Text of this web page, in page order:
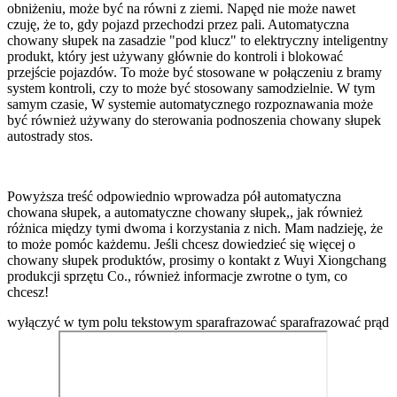
obniżeniu, może być na równi z ziemi. Napęd nie może nawet
czuję, że to, gdy pojazd przechodzi przez pali. Automatyczna
chowany słupek na zasadzie "pod klucz" to elektryczny inteligentny
produkt, który jest używany głównie do kontroli i blokować
przejście pojazdów. To może być stosowane w połączeniu z bramy
system kontroli, czy to może być stosowany samodzielnie. W tym
samym czasie, W systemie automatycznego rozpoznawania może
być również używany do sterowania podnoszenia chowany słupek
autostrady stos.
Powyższa treść odpowiednio wprowadza pół automatyczna
chowana słupek, a automatyczne chowany słupek,, jak również
różnica między tymi dwoma i korzystania z nich. Mam nadzieję, że
to może pomóc każdemu. Jeśli chcesz dowiedzieć się więcej o
chowany słupek produktów, prosimy o kontakt z Wuyi Xiongchang
produkcji sprzętu Co., również informacje zwrotne o tym, co
chcesz!
wyłączyć w tym polu tekstowym sparafrazować sparafrazować prąd